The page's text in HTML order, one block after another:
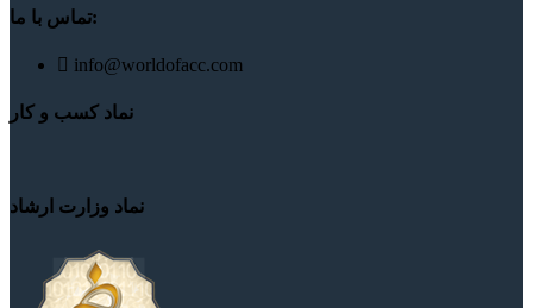
تماس با ما:
info@worldofacc.com
نماد کسب و کار
نماد وزارت ارشاد